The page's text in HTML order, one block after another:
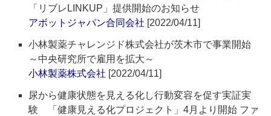
「リブレLINKUP」提供開始のお知らせ
アボットジャパン合同会社 [2022/04/11]
小林製薬チャレンジド株式会社が茨木市で事業開始
～中央研究所で雇用を拡大～
小林製薬株式会社 [2022/04/11]
尿から健康状態を見える化し行動変容を促す実証実
験 「健康見える化プロジェクト」4月より開始 ファ